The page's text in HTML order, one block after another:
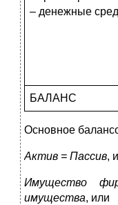
– денежные
БАЛАНС
Основное
Актив = Пассив,
Имущество
имущества, или